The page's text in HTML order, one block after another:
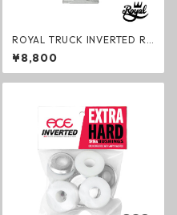
ROYAL TRUCK INVERTED RA
W ロイヤル インバーテッド ト
ラック 2個セット スケートボ
ード用パーツ
¥8,800